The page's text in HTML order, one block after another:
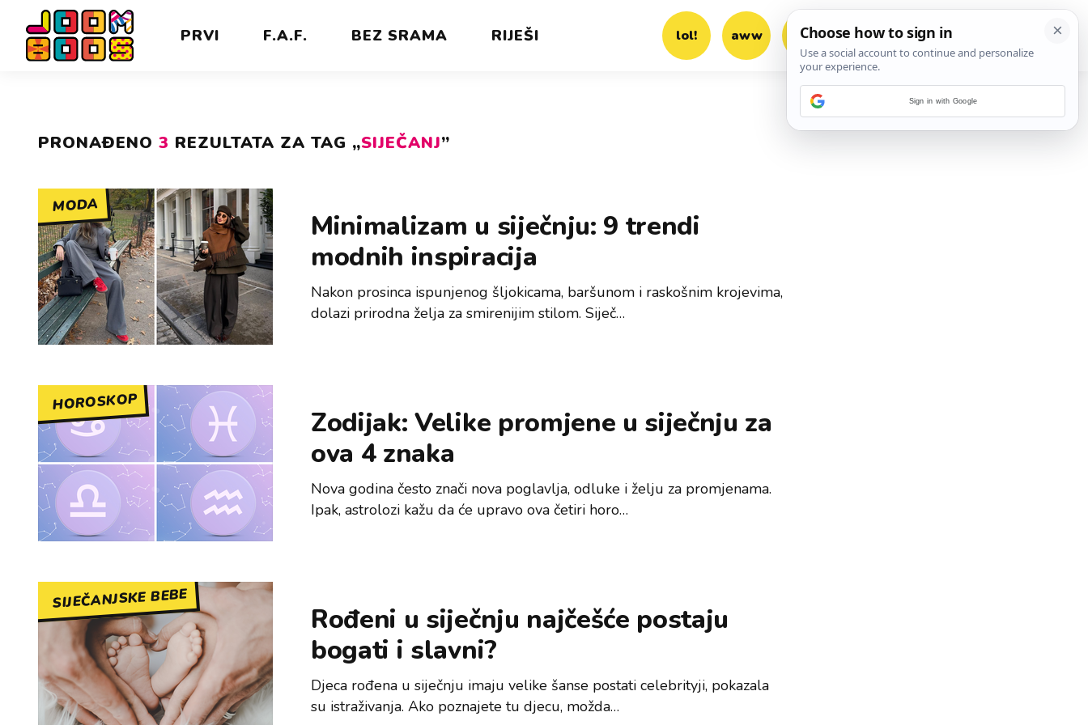
PRVI F.A.F. BEZ SRAMA RIJEŠI lol! aww vrh! woot?!
PRONAĐENO 3 REZULTATA ZA TAG „SIJEČANJ”
MODA
Minimalizam u siječnju: 9 trendi
modnih inspiracija
Nakon prosinca ispunjenog šljokicama, baršunom i raskošnim krojevima,
dolazi prirodna želja za smirenijim stilom. Siječ…
HOROSKOP
Zodijak: Velike promjene u siječnju za
ova 4 znaka
Nova godina često znači nova poglavlja, odluke i želju za promjenama.
Ipak, astrolozi kažu da će upravo ova četiri horo…
SIJEČANJSKE BEBE
Rođeni u siječnju najčešće postaju
bogati i slavni?
Djeca rođena u siječnju imaju velike šanse postati celebrityji, pokazala
su istraživanja. Ako poznajete tu djecu, možda…
Sign in with Google